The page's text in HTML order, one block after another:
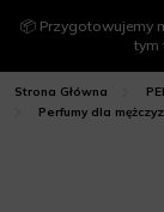
📦 Przygotowujemy
tym
Strona Główna
Perfumy dla